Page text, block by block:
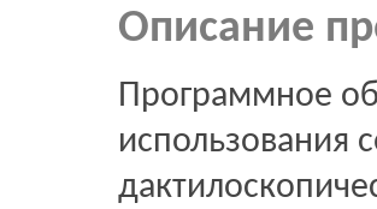
Описание
Программное
использования